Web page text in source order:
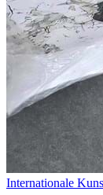
Internationale